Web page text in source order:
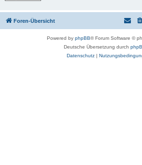
Foren-Übersicht
Powered by phpBB® Forum Software ©
Deutsche Übersetzung durch
Datenschutz|